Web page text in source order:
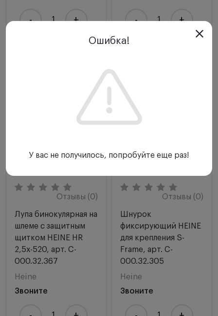
- + - +
Отзывы (0)
Лупа бинокулярная на
шлеме с защитным
щитком HEINE HR
2,5х-520, арт. C-
000.32.367
Heine
Звоните
Отзывы (0)
Шнурок
фиксирующий HEINE
для крепления S-
Frame, арт. C-
000.32.305
Heine
Звоните
Ошибка!
У вас не получилось, попробуйте еще раз!